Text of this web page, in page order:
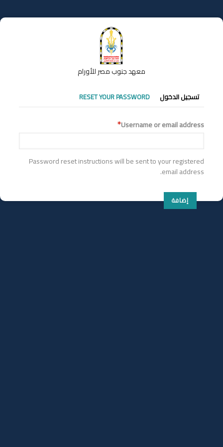
إلى
المحتوى
معهد جنوب مصر للأورام
التبويبات
الأساسية
تسجيل الدخول RESET YOUR PASSWORD
Username or email address
Password reset instructions will be sent to your registered
email address.